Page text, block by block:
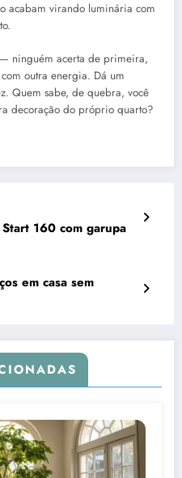
acabam virando luminária com
ninguém acerta de primeira,
outra energia. Dá um
Quem sabe, de quebra, você
decoração do próprio quarto?
160 com garupa
em casa sem